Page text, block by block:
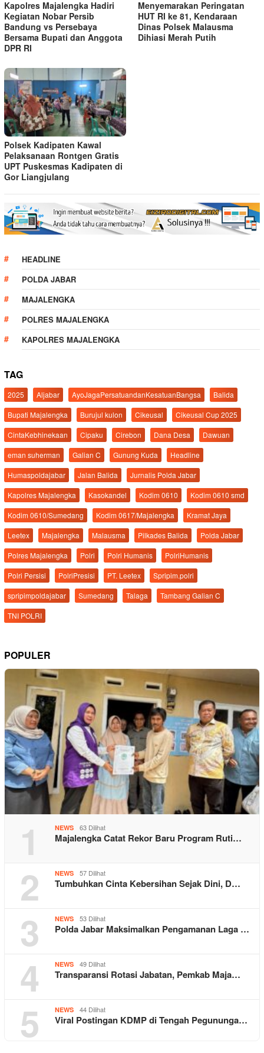
Kapolres Majalengka Hadiri
Kegiatan Nobar Persib
Bandung vs Persebaya
Bersama Bupati dan Anggota
DPR RI
Menyemarakan Peringatan
HUT RI ke 81, Kendaraan
Dinas Polsek Malausma
Dihiasi Merah Putih
Polsek Kadipaten Kawal
Pelaksanaan Rontgen Gratis
UPT Puskesmas Kadipaten di
Gor Liangjulang
HEADLINE
POLDA JABAR
MAJALENGKA
POLRES MAJALENGKA
KAPOLRES MAJALENGKA
TAG
2025 Aljabar AyoJagaPersatuandanKesatuanBangsa
Balida
Bupati Majalengka
Burujul kulon Cikeusal
Cikeusal Cup 2025
CintaKebhinekaan
Cipaku Cirebon Dana Desa
Dawuan
eman suherman
Galian C Gunung Kuda
Headline
Humaspoldajabar
Jalan Balida
Jurnalis Polda Jabar
Kapolres Majalengka
Kasokandel Kodim 0610
Kodim 0610 smd
Kodim 0610/Sumedang
Kodim 0617/Majalengka
Kramat Jaya
Leetex
Majalengka Malausma Pilkades Balida
Polda Jabar
Polres Majalengka
Polri Polri Humanis
PolriHumanis
Polri Persisi
PolriPresisi PT. Leetex
Spripim.polri
spripimpoldajabar
Sumedang Talaga
Tambang Galian C
TNI POLRI
POPULER
1 NEWS 63 Dilihat
Majalengka Catat Rekor Baru Program Ruti…
2 NEWS 57 Dilihat
Tumbuhkan Cinta Kebersihan Sejak Dini, D…
3 NEWS 53 Dilihat
Polda Jabar Maksimalkan Pengamanan Laga …
4 NEWS 49 Dilihat
Transparansi Rotasi Jabatan, Pemkab Maja…
5 NEWS 44 Dilihat
Viral Postingan KDMP di Tengah Pegununga…